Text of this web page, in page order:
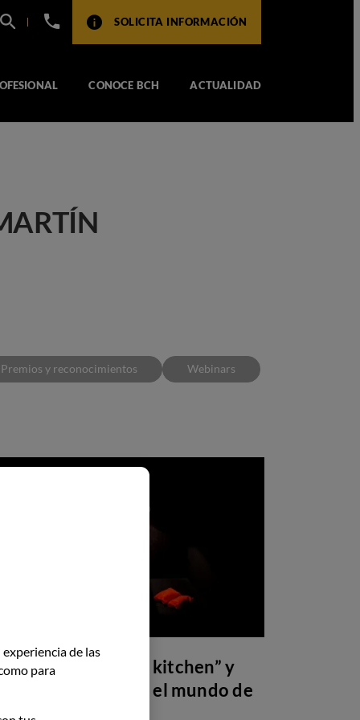
+34
SOLICITA INFORMACIÓN
CONOCE BCH ACTUALIDAD
Premios y reconocimientos
Webinars
boom de las “dark kitchen” y
han cambiado el mundo de
de las
para